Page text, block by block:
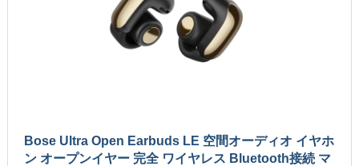
Bose Ultra Open Earbuds LE 空間オーディオ イヤホ
ン オープンイヤー 完全 ワイヤレス Bluetooth接続 マ